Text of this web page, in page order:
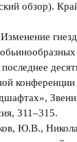
обзор).
311–315.
Ю.В.,